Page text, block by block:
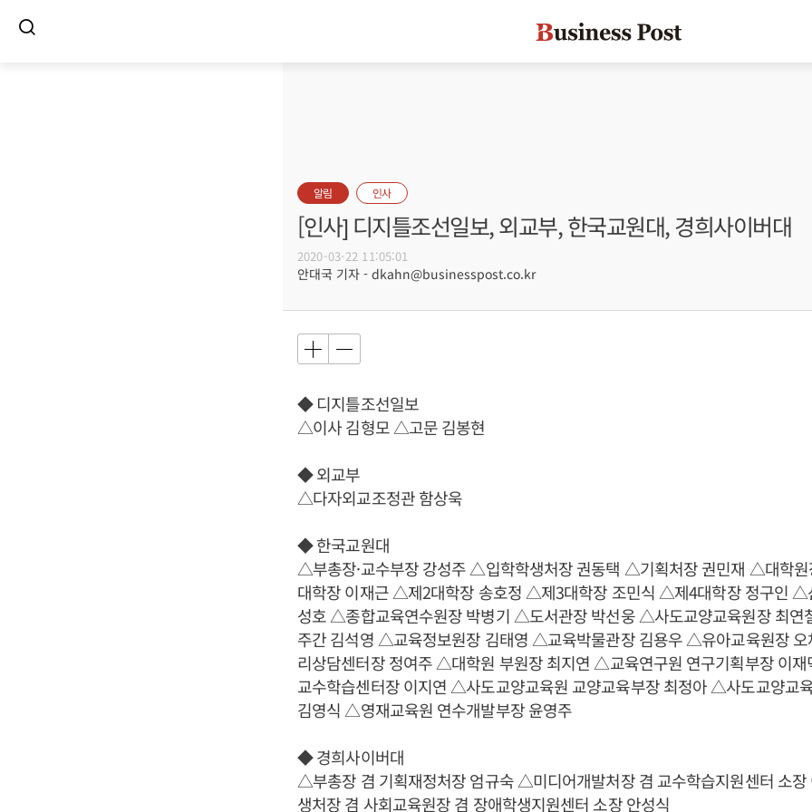
알림 인사
[인사] 디지틀조선일보, 외교부, 한국교원대, 경희사이버대
2020-03-22 11:05:01
안대국 기자 - dkahn@businesspost.co.kr
◆ 디지틀조선일보
△이사 김형모 △고문 김봉현
◆ 외교부
△다자외교조정관 함상욱
◆ 한국교원대
△부총장·교수부장 강성주 △입학학생처장 권동택 △기획처장 권민재 △대학
대학장 이재근 △제2대학장 송호정 △제3대학장 조민식 △제4대학장 정구인 △
성호 △종합교육연수원장 박병기 △도서관장 박선웅 △사도교양교육원장 최
주간 김석영 △교육정보원장 김태영 △교육박물관장 김용우 △유아교육원장
리상담센터장 정여주 △대학원 부원장 최지연 △교육연구원 연구기획부장 이
교수학습센터장 이지연 △사도교양교육원 교양교육부장 최정아 △사도교양교
김영식 △영재교육원 연수개발부장 윤영주
◆ 경희사이버대
△부총장 겸 기획재정처장 엄규숙 △미디어개발처장 겸 교수학습지원센터 소
생처장 겸 사회교육원장 겸 장애학생지원센터 소장 안성식